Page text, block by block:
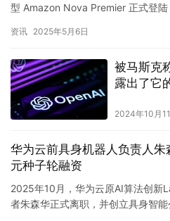
型 Amazon Nova Premier 正式登
资讯 2025年5月6日
被马斯克
露出了它
2024年10月
华为云前具身机器人负责人
元种子轮融资
2025年10月，华为云原AI算法创新
者朱森华正式离职，并创立具身智